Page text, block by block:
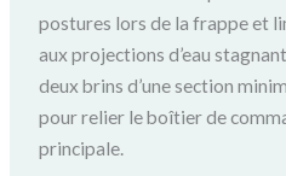
postures lors de la frappe et
aux projections d’eau
deux brins d’une section
pour relier le boîtier de
principale.